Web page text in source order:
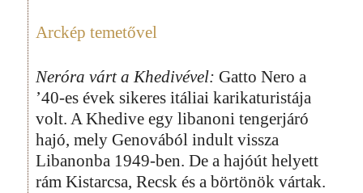
Arckép temetővel
Neróra várt a Khedivével: Gatto Nero a
’40-es évek sikeres itáliai karikaturistája
volt. A Khedive egy libanoni tengerjáró
hajó, mely Genovából indult vissza
Libanonba 1949-ben. De a hajóút helyett
rám Kistarcsa, Recsk és a börtönök vártak.